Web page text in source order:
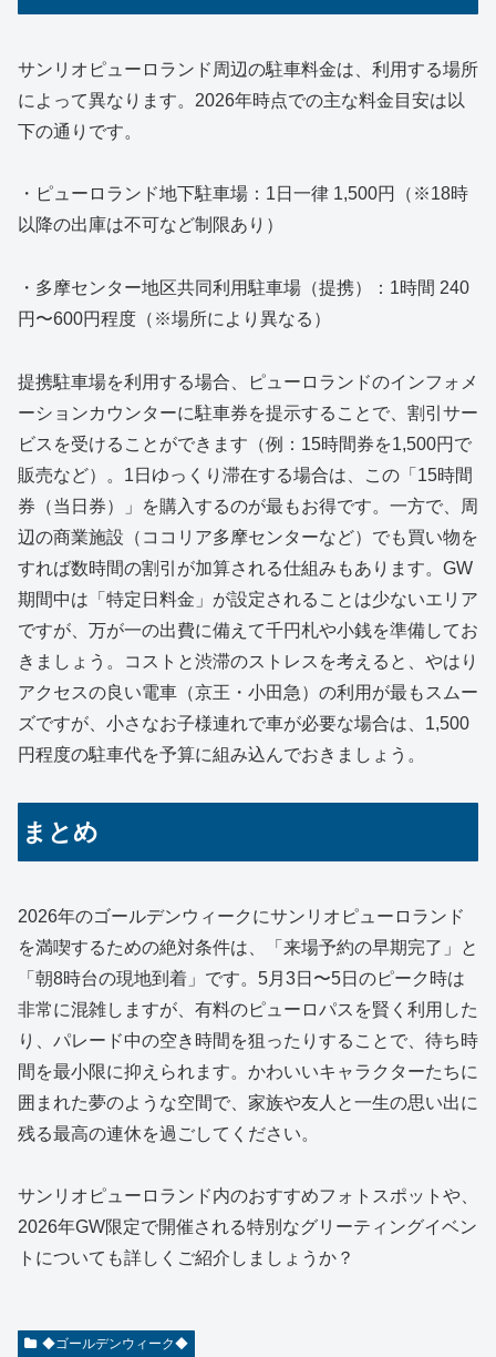
サンリオピューロランド周辺の駐車料金は、利用する場所
によって異なります。2026年時点での主な料金目安は以
下の通りです。
・ピューロランド地下駐車場：1日一律 1,500円（※18時
以降の出庫は不可など制限あり）
・多摩センター地区共同利用駐車場（提携）：1時間 240
円〜600円程度（※場所により異なる）
提携駐車場を利用する場合、ピューロランドのインフォメ
ーションカウンターに駐車券を提示することで、割引サー
ビスを受けることができます（例：15時間券を1,500円で
販売など）。1日ゆっくり滞在する場合は、この「15時間
券（当日券）」を購入するのが最もお得です。一方で、周
辺の商業施設（ココリア多摩センターなど）でも買い物を
すれば数時間の割引が加算される仕組みもあります。GW
期間中は「特定日料金」が設定されることは少ないエリア
ですが、万が一の出費に備えて千円札や小銭を準備してお
きましょう。コストと渋滞のストレスを考えると、やはり
アクセスの良い電車（京王・小田急）の利用が最もスムー
ズですが、小さなお子様連れで車が必要な場合は、1,500
円程度の駐車代を予算に組み込んでおきましょう。
まとめ
2026年のゴールデンウィークにサンリオピューロランド
を満喫するための絶対条件は、「来場予約の早期完了」と
「朝8時台の現地到着」です。5月3日〜5日のピーク時は
非常に混雑しますが、有料のピューロパスを賢く利用した
り、パレード中の空き時間を狙ったりすることで、待ち時
間を最小限に抑えられます。かわいいキャラクターたちに
囲まれた夢のような空間で、家族や友人と一生の思い出に
残る最高の連休を過ごしてください。
サンリオピューロランド内のおすすめフォトスポットや、
2026年GW限定で開催される特別なグリーティングイベン
トについても詳しくご紹介しましょうか？
◆ゴールデンウィーク◆